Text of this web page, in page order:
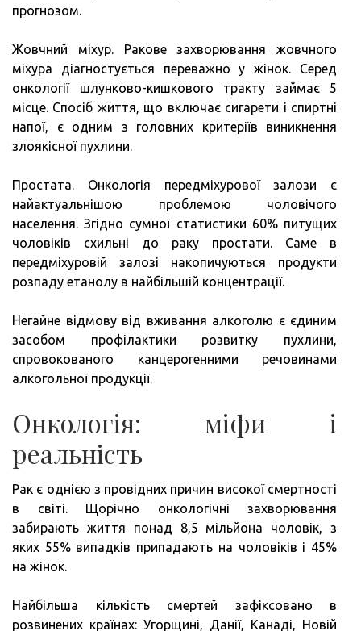
прогнозом.
Жовчний міхур. Ракове захворювання жовчного
міхура діагностується переважно у жінок. Серед
онкології шлунково-кишкового тракту займає 5
місце. Спосіб життя, що включає сигарети і спиртні
напої, є одним з головних критеріїв виникнення
злоякісної пухлини.
Простата. Онкологія передміхурової залози є
найактуальнішою проблемою чоловічого
населення. Згідно сумної статистики 60% питущих
чоловіків схильні до раку простати. Саме в
передміхуровій залозі накопичуються продукти
розпаду етанолу в найбільшій концентрації.
Негайне відмову від вживання алкоголю є єдиним
засобом профілактики розвитку пухлини,
спровокованого канцерогенними речовинами
алкогольної продукції.
Онкологія: міфи і
реальність
Рак є однією з провідних причин високої смертності
в світі. Щорічно онкологічні захворювання
забирають життя понад 8,5 мільйона чоловік, з
яких 55% випадків припадають на чоловіків і 45%
на жінок.
Найбільша кількість смертей зафіксовано в
розвинених країнах: Угорщині, Данії, Канаді, Новій